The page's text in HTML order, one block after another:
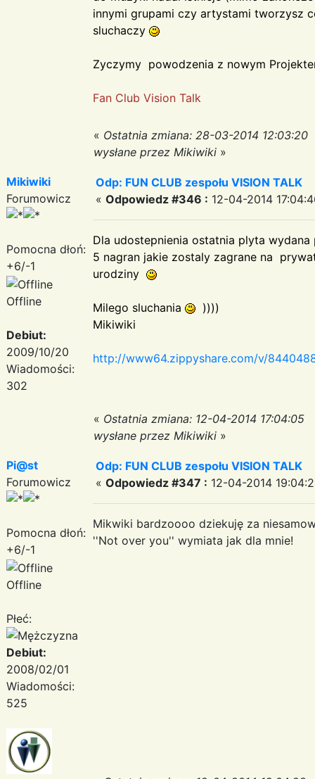
innymi grupami czy artystami tworzysz
sluchaczy
Zyczymy powodzenia z nowym
Fan Club Vision Talk
« Ostatnia zmiana: 28-03-2014 12:03:20
wysłane przez Mikiwiki »
Mikiwiki
Forumowicz
Pomocna dłoń:
+6/-1
Offline
Debiut:
2009/10/20
Wiadomości:
302
Odp: FUN CLUB zespołu VISION TALK
« Odpowiedz #346 : 12-04-2014
Dla udostepnienia ostatnia plyta
5 nagran jakie zostaly zagrane na
urodziny
Milego sluchania
))))
Mikiwiki
http://www64.zippyshare.com/v/
« Ostatnia zmiana: 12-04-2014 17:04:05
wysłane przez Mikiwiki »
Pi@st
Forumowicz
Pomocna dłoń:
+6/-1
Offline
Płeć:
Debiut:
2008/02/01
Wiadomości:
525
Odp: FUN CLUB zespołu VISION TALK
« Odpowiedz #347 : 12-04-2014
Mikwiki bardzoooo dziekuję za
''Not over you'' wymiata jak dla mnie!